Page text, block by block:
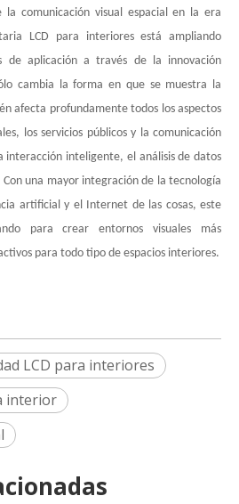
comunicación visual espacial en la era
LCD para interiores está ampliando
de aplicación a través de la innovación
cambia la forma en que se muestra la
afecta profundamente todos los aspectos
los servicios públicos y la comunicación
interacción inteligente, el análisis de datos
una mayor integración de la tecnología
artificial y el Internet de las cosas, este
para crear entornos visuales más
para todo tipo de espacios interiores.
LCD para interiores
interior